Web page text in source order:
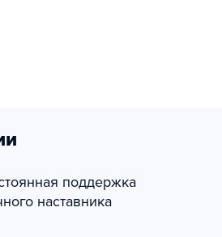
поддержка
наставника